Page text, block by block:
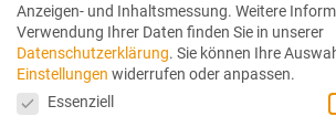
ÜBER UNS
Team
Philosophie
Anzeigen- und Inhaltsmessung. Weitere
Verwendung Ihrer Daten finden Sie in unserer
Datenschutzerklärung. Sie können Ihre
Einstellungen widerrufen oder anpassen.
Datenschutzeinstellungen
Essenziell